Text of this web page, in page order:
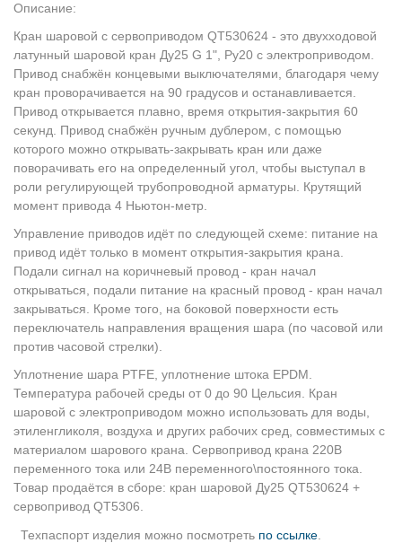
Описание:
Кран шаровой с сервоприводом QT530624 - это двухходовой
латунный шаровой кран Ду25 G 1", Ру20 с электроприводом.
Привод снабжён концевыми выключателями, благодаря чему
кран проворачивается на 90 градусов и останавливается.
Привод открывается плавно, время открытия-закрытия 60
секунд. Привод снабжён ручным дублером, с помощью
которого можно открывать-закрывать кран или даже
поворачивать его на определенный угол, чтобы выступал в
роли регулирующей трубопроводной арматуры. Крутящий
момент привода 4 Ньютон-метр.
Управление приводов идёт по следующей схеме: питание на
привод идёт только в момент открытия-закрытия крана.
Подали сигнал на коричневый провод - кран начал
открываться, подали питание на красный провод - кран начал
закрываться. Кроме того, на боковой поверхности есть
переключатель направления вращения шара (по часовой или
против часовой стрелки).
Уплотнение шара PTFE, уплотнение штока EPDM.
Температура рабочей среды от 0 до 90 Цельсия. Кран
шаровой с электроприводом можно использовать для воды,
этиленгликоля, воздуха и других рабочих сред, совместимых с
материалом шарового крана. Сервопривод крана 220В
переменного тока или 24В переменного\постоянного тока.
Товар продаётся в сборе: кран шаровой Ду25 QT530624 +
сервопривод QT5306.
Техпаспорт изделия можно посмотреть по ссылке